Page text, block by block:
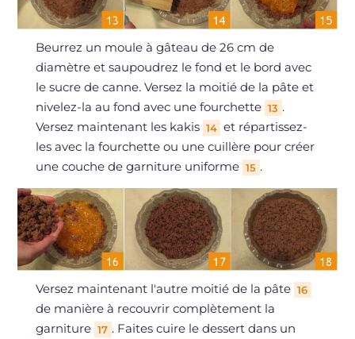
Beurrez un moule à gâteau de 26 cm de
diamètre et saupoudrez le fond et le bord avec
le sucre de canne. Versez la moitié de la pâte et
nivelez-la au fond avec une fourchette 13 .
Versez maintenant les kakis 14 et répartissez-
les avec la fourchette ou une cuillère pour créer
une couche de garniture uniforme 15 .
Versez maintenant l'autre moitié de la pâte 16
de manière à recouvrir complètement la
garniture 17 . Faites cuire le dessert dans un